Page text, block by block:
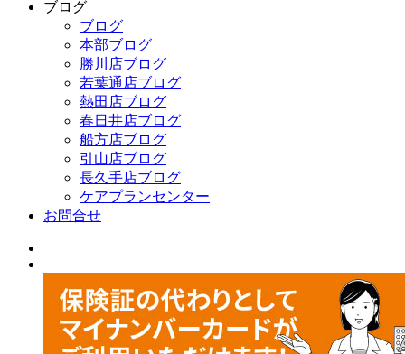
ブログ
ブログ
本部ブログ
勝川店ブログ
若葉通店ブログ
熱田店ブログ
春日井店ブログ
船方店ブログ
引山店ブログ
長久手店ブログ
ケアプランセンター
お問合せ